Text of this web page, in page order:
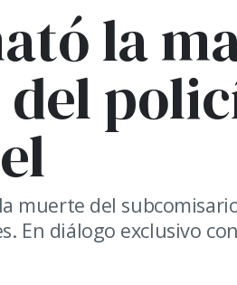
la
muerte del
diálogo exclusivo con